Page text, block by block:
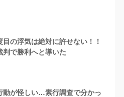
目の浮気は絶対に許せない！！
判で勝利へと導いた
動が怪しい…素行調査で分かっ